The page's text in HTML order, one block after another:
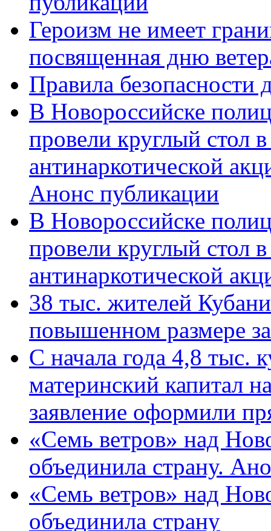
Героизм не имеет
посвященная дню
Правила безопасности
В Новороссийске
провели круглый стол
антинаркотической
Анонс публикации
В Новороссийске
провели круглый стол
антинаркотической
38 тыс. жителей
повышенном размере
С начала года 4,8 тыс.
материнский капитал
заявление оформили
«Семь ветров» над
объединила страну.
«Семь ветров» над
объединила страну